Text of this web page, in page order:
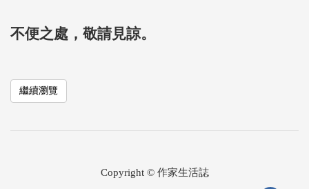
不便之處，敬請見諒。
繼續瀏覽
Copyright © 作家生活誌